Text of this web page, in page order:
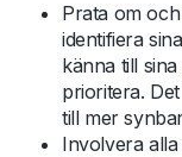
Prata om
identifiera
känna till
prioritera.
till mer
Involvera